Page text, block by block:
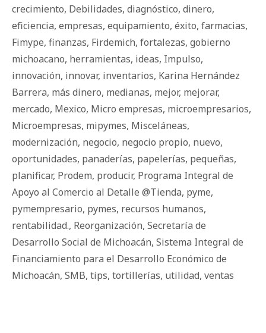
crecimiento, Debilidades, diagnóstico, dinero,
eficiencia, empresas, equipamiento, éxito, farmacias,
Fimype, finanzas, Firdemich, fortalezas, gobierno
michoacano, herramientas, ideas, Impulso,
innovación, innovar, inventarios, Karina Hernández
Barrera, más dinero, medianas, mejor, mejorar,
mercado, Mexico, Micro empresas, microempresarios,
Microempresas, mipymes, Misceláneas,
modernización, negocio, negocio propio, nuevo,
oportunidades, panaderías, papelerías, pequeñas,
planificar, Prodem, producir, Programa Integral de
Apoyo al Comercio al Detalle @Tienda, pyme,
pymempresario, pymes, recursos humanos,
rentabilidad., Reorganización, Secretaría de
Desarrollo Social de Michoacán, Sistema Integral de
Financiamiento para el Desarrollo Económico de
Michoacán, SMB, tips, tortillerías, utilidad, ventas